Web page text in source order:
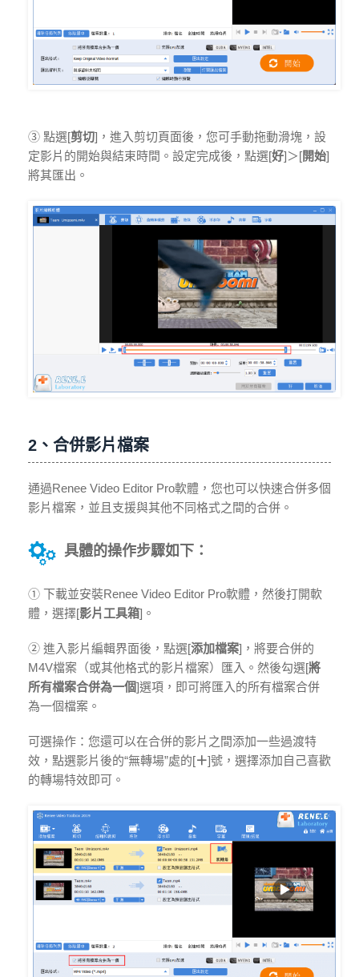
③ 點選[剪切]，進入剪切頁面後，您可手動拖動滑塊，設
定影片的開始與結束時間。設定完成後，點選[好]＞[開始]
將其匯出。
2、合併影片檔案
通過Renee Video Editor Pro軟體，您也可以快速合併多個
影片檔案，並且支援與其他不同格式之間的合併。
具體的操作步驟如下：
① 下載並安裝Renee Video Editor Pro軟體，然後打開軟
體，選擇[影片工具箱]。
② 進入影片編輯界面後，點選[添加檔案]，將要合併的
M4V檔案（或其他格式的影片檔案）匯入。然後勾選[將
所有檔案合併為一個]選項，即可將匯入的所有檔案合併
為一個檔案。
可選操作：您還可以在合併的影片之間添加一些過渡特
效，點選影片後的“無轉場”處的[＋]號，選擇添加自己喜歡
的轉場特效即可。